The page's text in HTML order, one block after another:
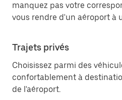
manquez pas votre
vous rendre d'un aéroport à
Trajets privés
Choisissez parmi des
confortablement à
de l'aéroport.